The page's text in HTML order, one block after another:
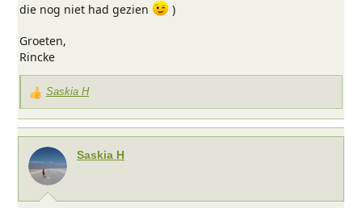
die nog niet had gezien
)
Groeten,
Rincke
W
a
d
e
Saskia H
Saskia H